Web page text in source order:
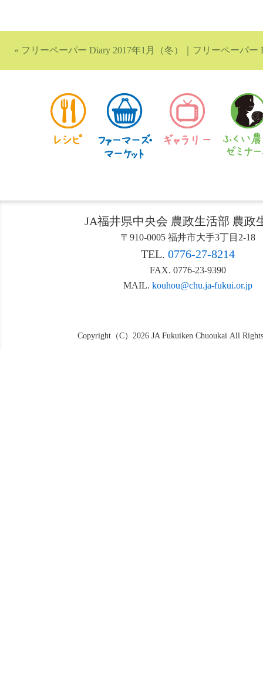
« フリーペーパー Diary 2017年1月（冬） フリーペーパー
JA福井県中央会 農政生活部 農政
〒910-0005 福井市大手3丁目2-18
TEL. 0776-27-8214
FAX. 0776-23-9390
MAIL. kouhou@chu.ja-fukui.or.jp
Copyright（C）2026 JA Fukuiken Chuoukai All